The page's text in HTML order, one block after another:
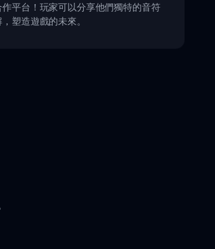
作平台！玩家可以分享他們獨特的音符
塑造遊戲的未來。